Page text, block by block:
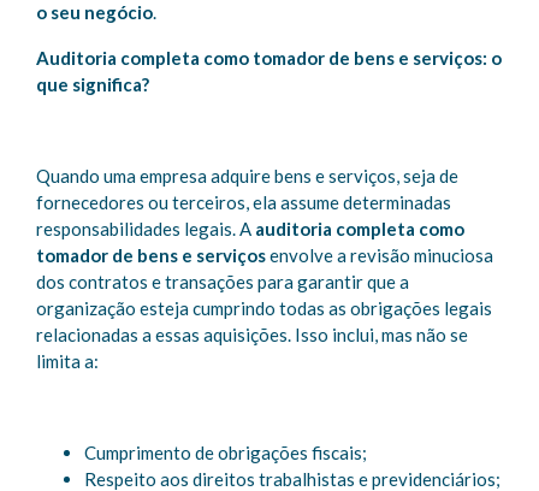
o seu negócio.
Auditoria completa como tomador de bens e serviços: o
que significa?
Quando uma empresa adquire bens e serviços, seja de
fornecedores ou terceiros, ela assume determinadas
responsabilidades legais. A auditoria completa como
tomador de bens e serviçosenvolve a revisão minuciosa
dos contratos e transações para garantir que a
organização esteja cumprindo todas as obrigações legais
relacionadas a essas aquisições. Isso inclui, mas não se
limita a:
Cumprimento de obrigações fiscais;
Respeito aos direitos trabalhistas e previdenciários;